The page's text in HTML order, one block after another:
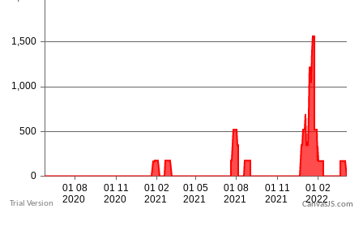
CanvasJS.com